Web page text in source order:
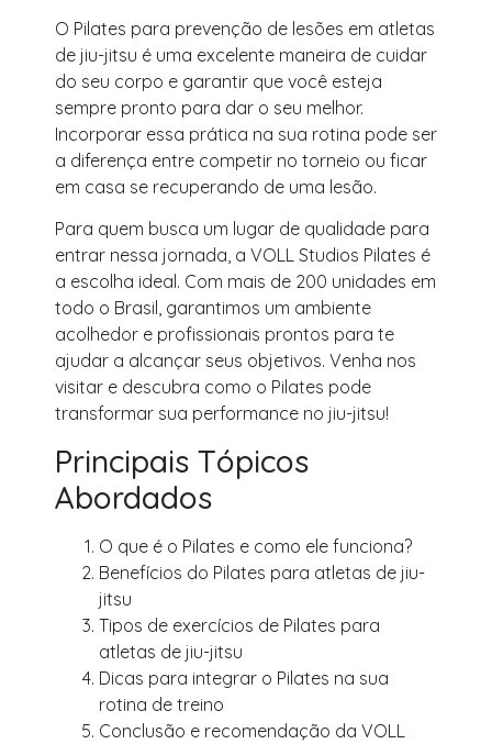
O Pilates para prevenção de lesões em atletas
de jiu-jitsu é uma excelente maneira de cuidar
do seu corpo e garantir que você esteja
sempre pronto para dar o seu melhor.
Incorporar essa prática na sua rotina pode ser
a diferença entre competir no torneio ou ficar
em casa se recuperando de uma lesão.
Para quem busca um lugar de qualidade para
entrar nessa jornada, a VOLL Studios Pilates é
a escolha ideal. Com mais de 200 unidades em
todo o Brasil, garantimos um ambiente
acolhedor e profissionais prontos para te
ajudar a alcançar seus objetivos. Venha nos
visitar e descubra como o Pilates pode
transformar sua performance no jiu-jitsu!
Principais Tópicos
Abordados
O que é o Pilates e como ele funciona?
Benefícios do Pilates para atletas de jiu-
jitsu
Tipos de exercícios de Pilates para
atletas de jiu-jitsu
Dicas para integrar o Pilates na sua
rotina de treino
Conclusão e recomendação da VOLL